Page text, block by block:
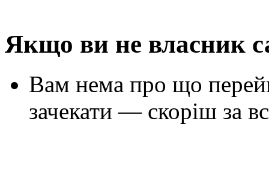
Якщо ви не власник
Вам нема про що
зачекати — скоріш за